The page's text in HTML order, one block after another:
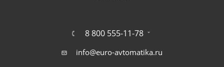
8 800 555-11-78
info@euro-avtomatika.ru